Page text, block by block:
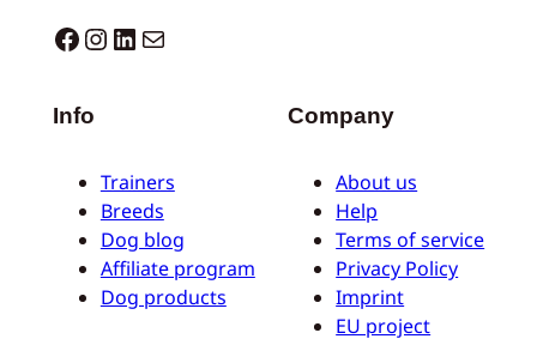
Dogo facebook InstagramLinkedIn E-mail
Info
Trainers
Breeds
Dog blog
Affiliate program
Dog products
Company
About us
Help
Terms of service
Privacy Policy
Imprint
EU project